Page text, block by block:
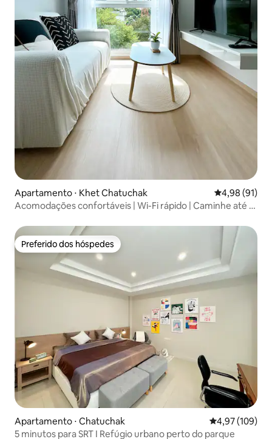
Apartamento ⋅ Khet Chatuchak 4,98 de uma
4,98 (91)
Acomodações confortáveis | Wi-Fi rápido | Caminhe até o
Preferido dos hóspedes
Preferido dos hóspedes
Apartamento ⋅ Chatuchak 4,97 de uma
4,97 (109)
5 minutos para SRT I Refúgio urbano perto do parque